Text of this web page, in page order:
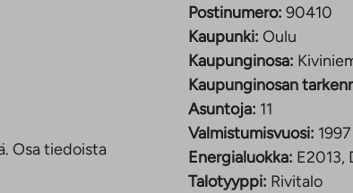
Osa tiedoista
Postinumero: 90410
Kaupunki: Oulu
Kaupunginosa:
Kaupunginosan
Asuntoja: 11
Valmistumisvuosi: 1997
Energialuokka: E2013,
Talotyyppi: Rivitalo